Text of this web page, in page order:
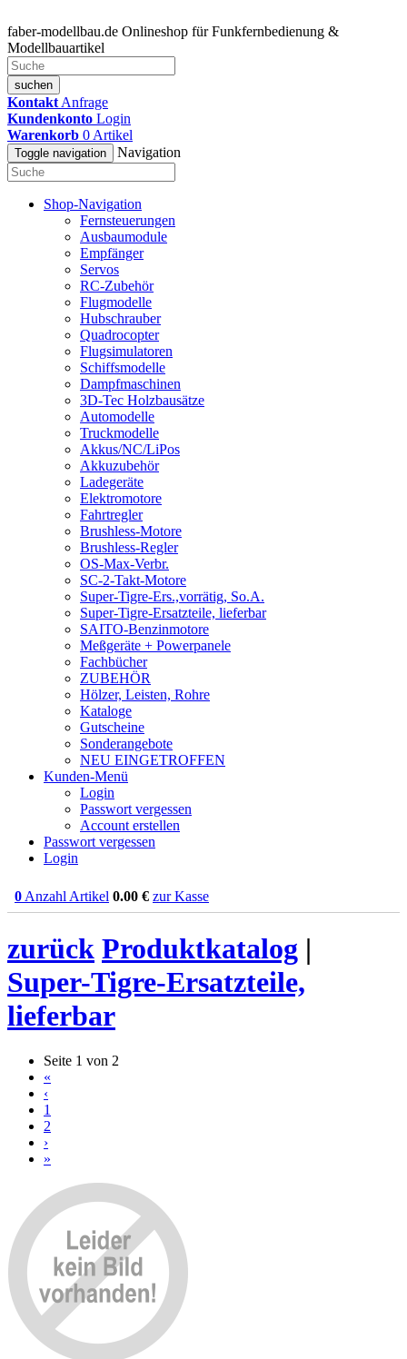
faber-modellbau.de Onlineshop für Funkfernbedienung &
Modellbauartikel
suchen
Kontakt Anfrage
Kundenkonto Login
Warenkorb 0 Artikel
Toggle navigation Navigation
Shop-Navigation
Fernsteuerungen
Ausbaumodule
Empfänger
Servos
RC-Zubehör
Flugmodelle
Hubschrauber
Quadrocopter
Flugsimulatoren
Schiffsmodelle
Dampfmaschinen
3D-Tec Holzbausätze
Automodelle
Truckmodelle
Akkus/NC/LiPos
Akkuzubehör
Ladegeräte
Elektromotore
Fahrtregler
Brushless-Motore
Brushless-Regler
OS-Max-Verbr.
SC-2-Takt-Motore
Super-Tigre-Ers.,vorrätig, So.A.
Super-Tigre-Ersatzteile, lieferbar
SAITO-Benzinmotore
Meßgeräte + Powerpanele
Fachbücher
ZUBEHÖR
Hölzer, Leisten, Rohre
Kataloge
Gutscheine
Sonderangebote
NEU EINGETROFFEN
Kunden-Menü
Login
Passwort vergessen
Account erstellen
Passwort vergessen
Login
0 Anzahl Artikel 0.00 € zur Kasse
zurück Produktkatalog |
Super-Tigre-Ersatzteile,
lieferbar
Seite 1 von 2
«
‹
1
2
›
»